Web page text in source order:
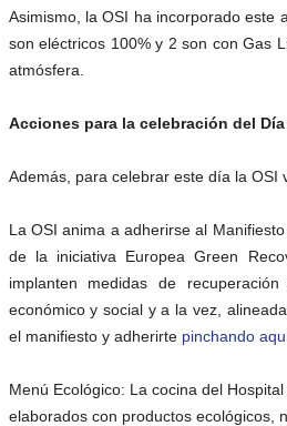
Asimismo, la OSI ha incorporado este
son eléctricos 100% y 2 son con Gas
atmósfera.
Acciones para la celebración del
Además, para celebrar este día la OSI
La OSI anima a adherirse al
de la iniciativa Europea Green
implanten medidas de
económico y social y a la vez,
el manifiesto y adherirte pinchando
Menú Ecológico: La cocina del
elaborados con productos ecológicos,